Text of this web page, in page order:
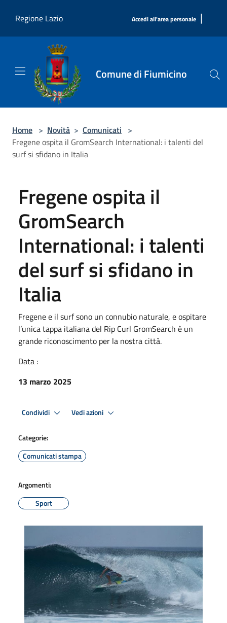
Regione Lazio
Accedi all'area personale |
Comune di Fiumicino
Home > Novità > Comunicati >
Fregene ospita il GromSearch International: i talenti del
surf si sfidano in Italia
Fregene ospita il
GromSearch
International: i talenti
del surf si sfidano in
Italia
Fregene e il surf sono un connubio naturale, e ospitare
l’unica tappa italiana del Rip Curl GromSearch è un
grande riconoscimento per la nostra città.
Data :
13 marzo 2025
Condividi Vedi azioni
Categorie:
Comunicati stampa
Argomenti:
Sport